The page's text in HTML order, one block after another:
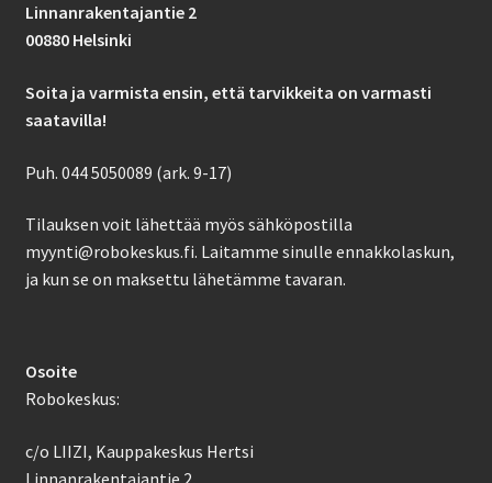
Linnanrakentajantie 2
00880 Helsinki
Soita ja varmista ensin, että tarvikkeita on varmasti
saatavilla!
Puh. 044 5050089 (ark. 9-17)
Tilauksen voit lähettää myös sähköpostilla
myynti@robokeskus.fi. Laitamme sinulle ennakkolaskun,
ja kun se on maksettu lähetämme tavaran.
Osoite
Robokeskus:
c/o LIIZI, Kauppakeskus Hertsi